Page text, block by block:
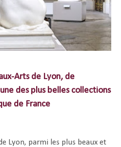
Arts de Lyon, de
des plus belles collections
de France
Lyon, parmi les plus beaux et